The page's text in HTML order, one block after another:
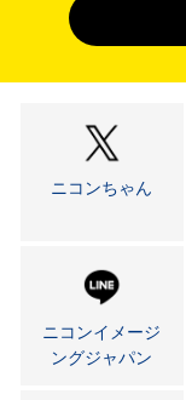
ニコンちゃん
ニコンイメージ
ングジャパン